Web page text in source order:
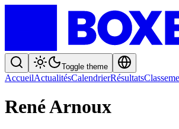
Toggle theme
AccueilActualitésCalendrierRésultats
René Arnoux